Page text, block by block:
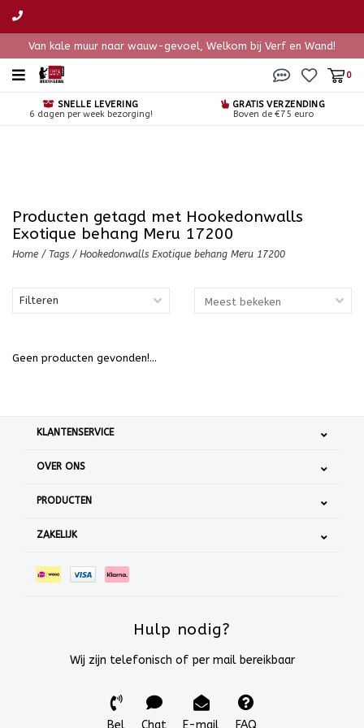
Van kale muur naar wauw-gevoel, Welkom bij Verf en Wand!
0
SNELLE LEVERING
6 dagen per week bezorging!
GRATIS VERZENDING
Boven de €75 euro
Producten getagd met Hookedonwalls
Exotique behang Meru 17200
Home / Tags / Hookedonwalls Exotique behang Meru 17200
Filteren
Geen producten gevonden!...
KLANTENSERVICE
OVER ONS
PRODUCTEN
ZAKELIJK
Hulp nodig?
Wij zijn telefonisch of per mail bereikbaar
Bel Chat E-mail FAQ